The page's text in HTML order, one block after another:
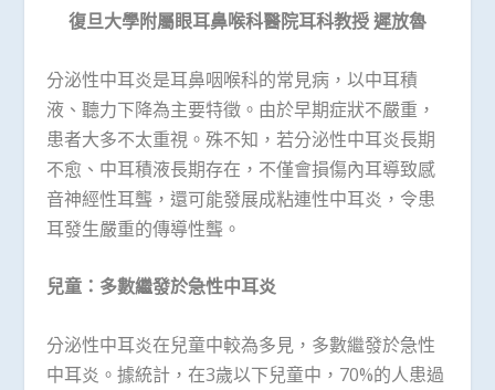
復旦大學附屬眼耳鼻喉科醫院耳科教授遲放魯
分泌性中耳炎是耳鼻咽喉科的常見病，以中耳積
液、聽力下降為主要特徵。由於早期症狀不嚴重，
患者大多不太重視。殊不知，若分泌性中耳炎長期
不愈、中耳積液長期存在，不僅會損傷內耳導致感
音神經性耳聾，還可能發展成粘連性中耳炎，令患
耳發生嚴重的傳導性聾。
兒童：多數繼發於急性中耳炎
分泌性中耳炎在兒童中較為多見，多數繼發於急性
中耳炎。據統計，在3歲以下兒童中，70%的人患過